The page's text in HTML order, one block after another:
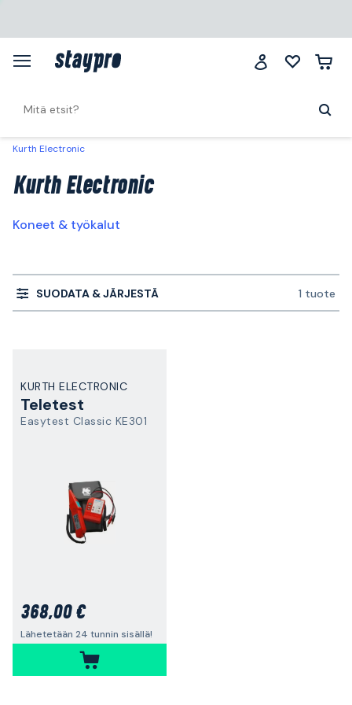
Kurth Electronic
Kurth Electronic
Koneet & työkalut
SUODATA & JÄRJESTÄ 1 tuote
KURTH ELECTRONIC
Teletest
Easytest Classic KE301
368,00 €
Lähetetään 24 tunnin sisällä!